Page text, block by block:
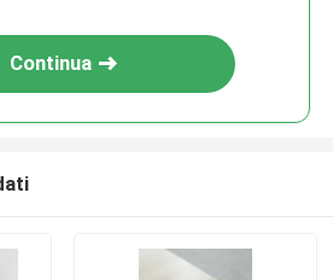
Continua